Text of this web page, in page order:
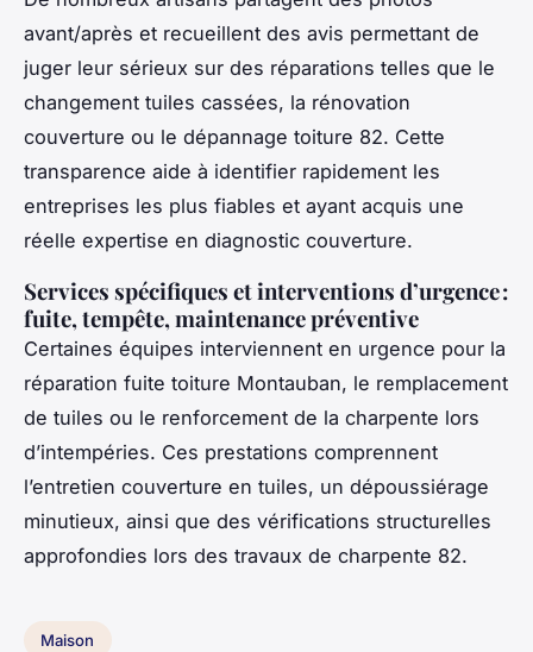
avant/après et recueillent des avis permettant de
juger leur sérieux sur des réparations telles que le
changement tuiles cassées, la rénovation
couverture ou le dépannage toiture 82. Cette
transparence aide à identifier rapidement les
entreprises les plus fiables et ayant acquis une
réelle expertise en diagnostic couverture.
Services spécifiques et interventions d’urgence :
fuite, tempête, maintenance préventive
Certaines équipes interviennent en urgence pour la
réparation fuite toiture Montauban, le remplacement
de tuiles ou le renforcement de la charpente lors
d’intempéries. Ces prestations comprennent
l’entretien couverture en tuiles, un dépoussiérage
minutieux, ainsi que des vérifications structurelles
approfondies lors des travaux de charpente 82.
Maison